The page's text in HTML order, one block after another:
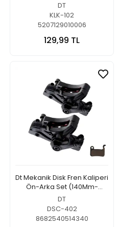
DT
KLK-102
5207129010006
129,99 TL
Dt Mekanik Disk Fren Kaliperi
Ön-Arka Set (140Mm-
160Mm)
DT
DSC-402
8682540514340